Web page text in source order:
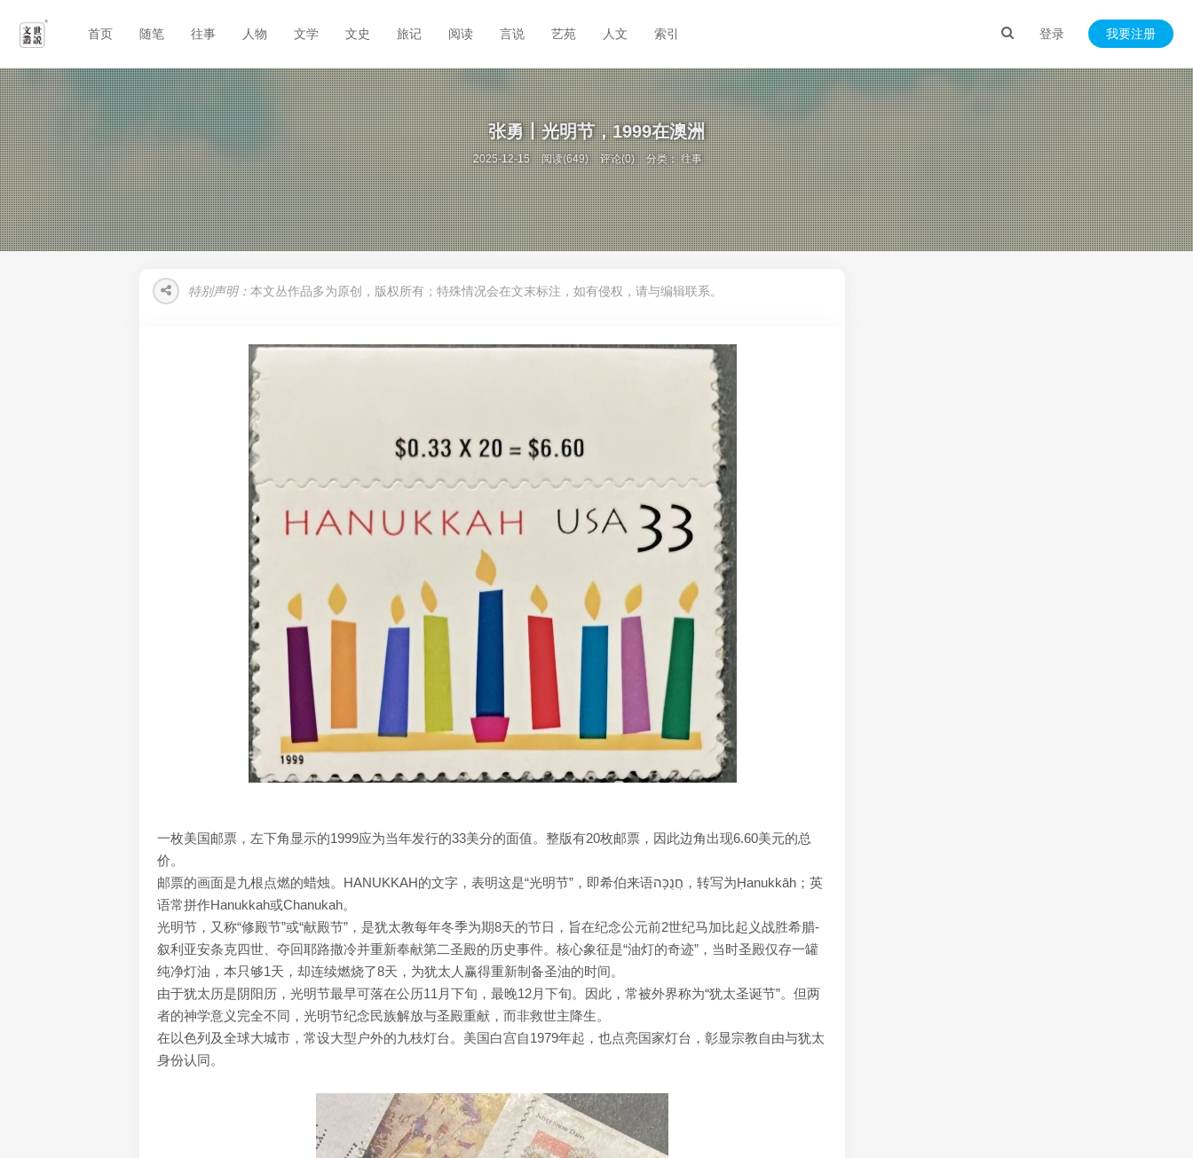
登录 我要注册
首页 随笔 往事 人物 文学 文史 旅记 阅读 言说 艺苑 人文 索引
张勇丨光明节，1999在澳洲
2025-12-15 阅读(649) 评论(0) 分类：往事
特别声明： 本文丛作品多为原创，版权所有；特殊情况会在文末标注，如有侵权，请与编辑联系。
一枚美国邮票，左下角显示的1999应为当年发行的33美分的面值。整版有20枚邮票，因此边角出现6.60美元的总
价。
邮票的画面是九根点燃的蜡烛。HANUKKAH的文字，表明这是“光明节”，即希伯来语חֲנֻכָּה，转写为Ḥanukkāh；英
语常拼作Hanukkah或Chanukah。
光明节，又称“修殿节”或“献殿节”，是犹太教每年冬季为期8天的节日，旨在纪念公元前2世纪马加比起义战胜希腊-
叙利亚安条克四世、夺回耶路撒冷并重新奉献第二圣殿的历史事件。核心象征是“油灯的奇迹”，当时圣殿仅存一罐
纯净灯油，本只够1天，却连续燃烧了8天，为犹太人赢得重新制备圣油的时间。
由于犹太历是阴阳历，光明节最早可落在公历11月下旬，最晚12月下旬。因此，常被外界称为“犹太圣诞节”。但两
者的神学意义完全不同，光明节纪念民族解放与圣殿重献，而非救世主降生。
在以色列及全球大城市，常设大型户外的九枝灯台。美国白宫自1979年起，也点亮国家灯台，彰显宗教自由与犹太
身份认同。